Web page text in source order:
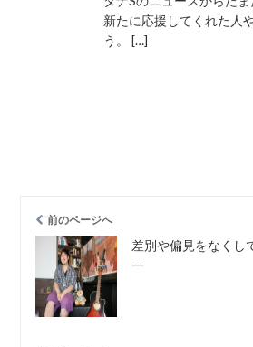
新たに応援してくれた人
う。 […]
前のページへ
差別や偏見をなく
一